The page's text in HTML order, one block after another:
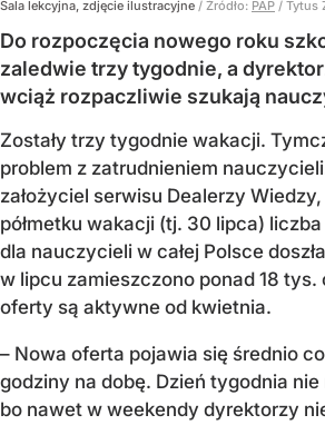
Sala lekcyjna, zdjęcie ilustracyjne / Źródło: PAP / Tytus
Do rozpoczęcia nowego roku
zaledwie trzy tygodnie, a
wciąż rozpaczliwie szukają
Zostały trzy tygodnie wakacji.
problem z zatrudnieniem
założyciel serwisu Dealerzy Wiedzy,
półmetku wakacji (tj. 30 lipca)
dla nauczycieli w całej Polsce
w lipcu zamieszczono ponad 18 tys.
oferty są aktywne od kwietnia.
– Nowa oferta pojawia się średnio
godziny na dobę. Dzień tygodnia
bo nawet w weekendy dyrektorzy